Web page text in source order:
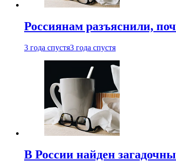
Россиянам разъяснили,
3 года спустя3 года спустя
В России найден